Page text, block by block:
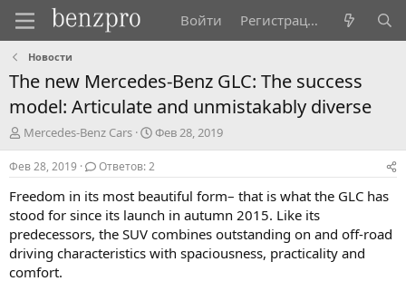
Войти Регистрация
Новости
The new Mercedes-Benz GLC: The success
model: Articulate and unmistakably diverse
А
в
т
о
р
т
е
м
ы
Mercedes-Benz Cars
Д
а
а
н
а
ч
л
Фев 28, 2019
Фев 28, 2019 Ответов: 2
Freedom in its most beautiful form– that is what the GLC has
stood for since its launch in autumn 2015. Like its
predecessors, the SUV combines outstanding on and off-road
driving characteristics with spaciousness, practicality and
comfort.